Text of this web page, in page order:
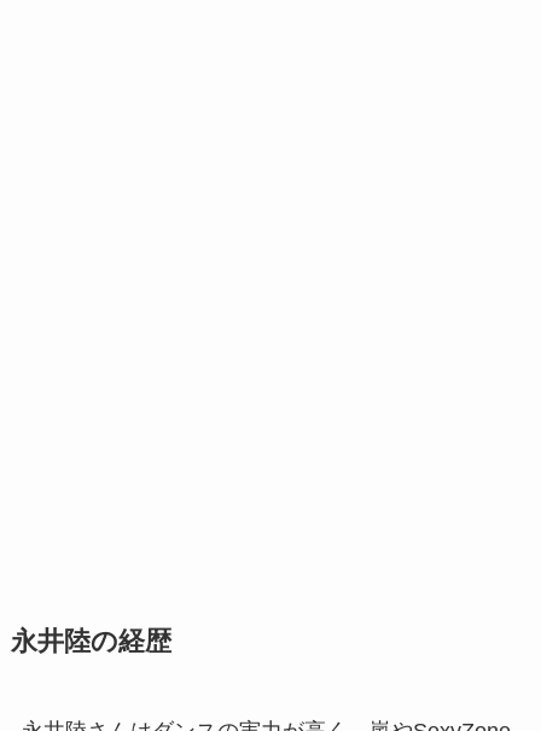
永井陸の経歴